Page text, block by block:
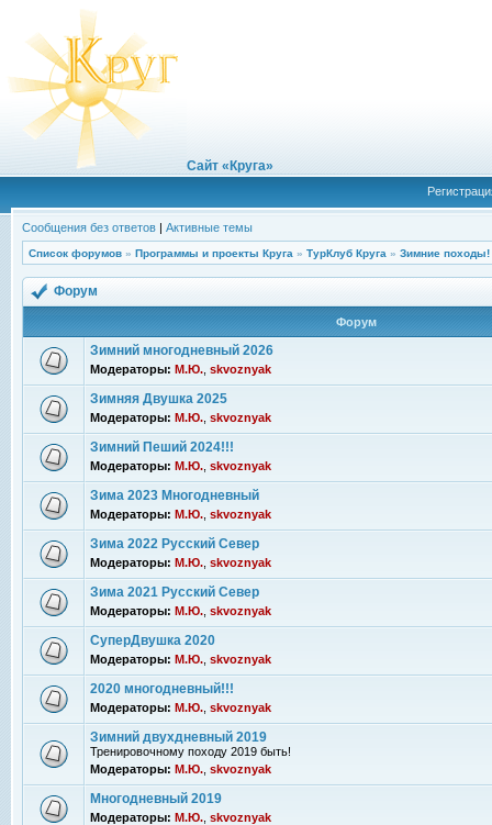
Сайт «Круга»
Сообщения без ответов | Активные темы
Список форумов » Программы и проекты Круга » ТурКлуб Круга » Зимние походы!
Форум
Форум
Зимний многодневный 2026
Модераторы: М.Ю. skvoznyak
Зимняя Двушка 2025
Модераторы: М.Ю. skvoznyak
Зимний Пеший 2024!!!
Модераторы: М.Ю. skvoznyak
Зима 2023 Многодневный
Модераторы: М.Ю. skvoznyak
Зима 2022 Русский Север
Модераторы: М.Ю. skvoznyak
Зима 2021 Русский Север
Модераторы: М.Ю. skvoznyak
СуперДвушка 2020
Модераторы: М.Ю. skvoznyak
2020 многодневный!!!
Модераторы: М.Ю. skvoznyak
Зимний двухдневный 2019
Тренировочному походу 2019 быть!
Модераторы: М.Ю. skvoznyak
Многодневный 2019
Модераторы: М.Ю. skvoznyak